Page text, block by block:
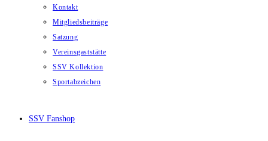
Kontakt
Mitgliedsbeiträge
Satzung
Vereinsgaststätte
SSV Kollektion
Sportabzeichen
SSV Fanshop